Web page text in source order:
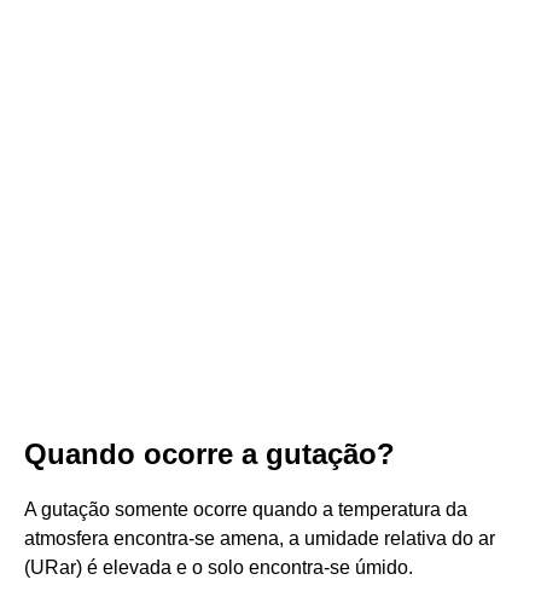
Quando ocorre a gutação?
A gutação somente ocorre quando a temperatura da
atmosfera encontra-se amena, a umidade relativa do ar
(URar) é elevada e o solo encontra-se úmido.